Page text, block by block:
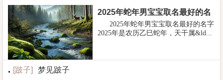
2025年蛇年男宝宝取名最好的名
2025年蛇年男宝宝取名最好的名字
2025年是农历乙巳蛇年，天干属&ld...
[跛子]
梦见跛子